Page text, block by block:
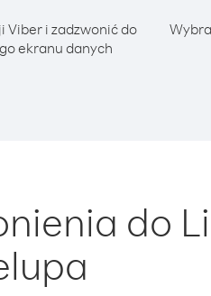
Viber i zadzwonić do
ekranu danych
do